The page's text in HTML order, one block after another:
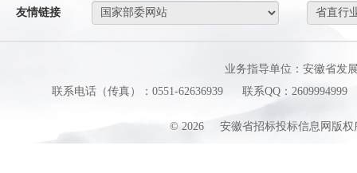
友情链接
业务指导单位：安徽省发
联系电话（传真）：0551-62636939
联系QQ：2609994999
© 2026 安徽省招标投标信息网版